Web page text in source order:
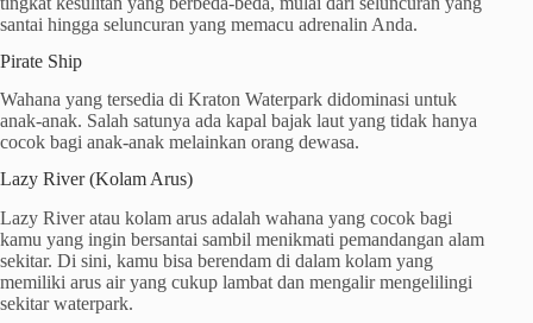
santai hingga seluncuran yang memacu adrenalin Anda.
Pirate Ship
Wahana yang tersedia di Kraton Waterpark didominasi untuk
anak-anak. Salah satunya ada kapal bajak laut yang tidak hanya
cocok bagi anak-anak melainkan orang dewasa.
Lazy River (Kolam Arus)
Lazy River atau kolam arus adalah wahana yang cocok bagi
kamu yang ingin bersantai sambil menikmati pemandangan alam
sekitar. Di sini, kamu bisa berendam di dalam kolam yang
memiliki arus air yang cukup lambat dan mengalir mengelilingi
sekitar waterpark.